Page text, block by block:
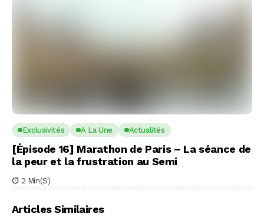
Exclusivités A La Une Actualités
[Épisode 16] Marathon de Paris – La séance de
la peur et la frustration au Semi
2 Min(s)
Articles Similaires